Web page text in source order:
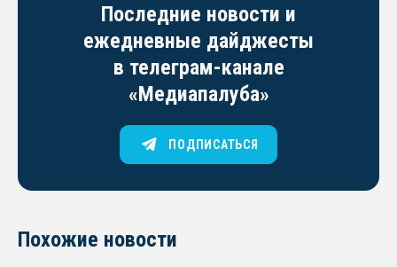
Последние новости и
ежедневные дайджесты
в телеграм-канале
«Медиапалуба»
ПОДПИСАТЬСЯ
Похожие новости